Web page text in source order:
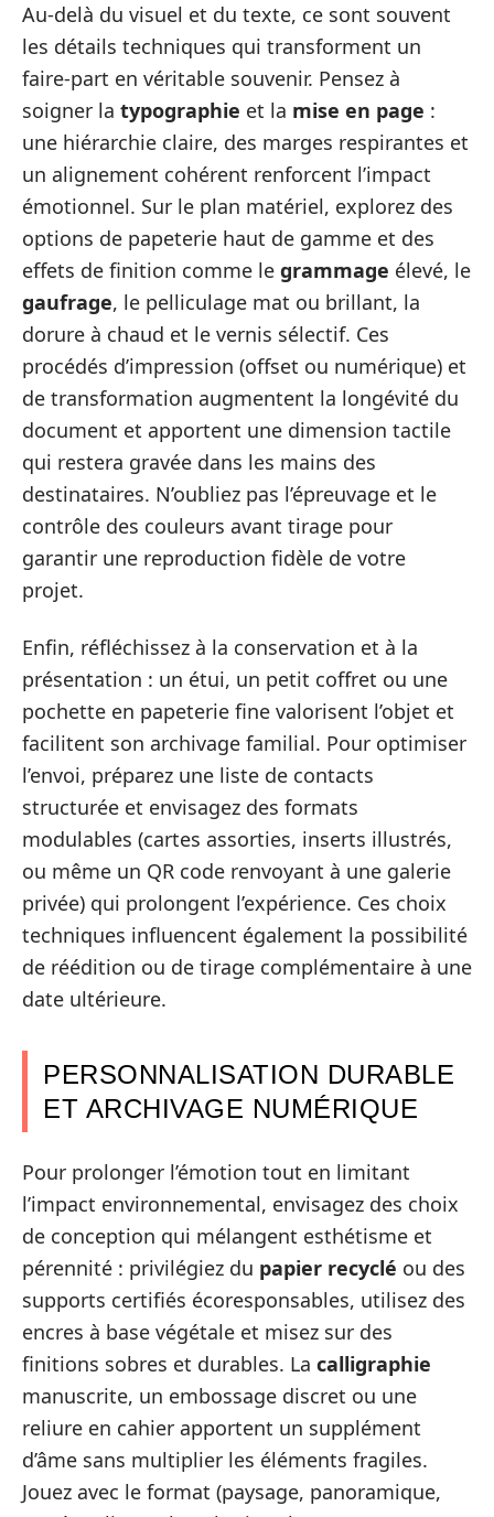
Au-delà du visuel et du texte, ce sont souvent
les détails techniques qui transforment un
faire‑part en véritable souvenir. Pensez à
soigner la typographie et la mise en page :
une hiérarchie claire, des marges respirantes et
un alignement cohérent renforcent l’impact
émotionnel. Sur le plan matériel, explorez des
options de papeterie haut de gamme et des
effets de finition comme le grammage élevé, le
gaufrage, le pelliculage mat ou brillant, la
dorure à chaud et le vernis sélectif. Ces
procédés d’impression (offset ou numérique) et
de transformation augmentent la longévité du
document et apportent une dimension tactile
qui restera gravée dans les mains des
destinataires. N’oubliez pas l’épreuvage et le
contrôle des couleurs avant tirage pour
garantir une reproduction fidèle de votre
projet.
Enfin, réfléchissez à la conservation et à la
présentation : un étui, un petit coffret ou une
pochette en papeterie fine valorisent l’objet et
facilitent son archivage familial. Pour optimiser
l’envoi, préparez une liste de contacts
structurée et envisagez des formats
modulables (cartes assorties, inserts illustrés,
ou même un QR code renvoyant à une galerie
privée) qui prolongent l’expérience. Ces choix
techniques influencent également la possibilité
de réédition ou de tirage complémentaire à une
date ultérieure.
PERSONNALISATION DURABLE
ET ARCHIVAGE NUMÉRIQUE
Pour prolonger l’émotion tout en limitant
l’impact environnemental, envisagez des choix
de conception qui mélangent esthétisme et
pérennité : privilégiez du papier recyclé ou des
supports certifiés écoresponsables, utilisez des
encres à base végétale et misez sur des
finitions sobres et durables. La calligraphie
manuscrite, un embossage discret ou une
reliure en cahier apportent un supplément
d’âme sans multiplier les éléments fragiles.
Jouez avec le format (paysage, panoramique,